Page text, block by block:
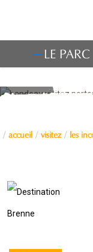
LE PARC
accueil visitez les